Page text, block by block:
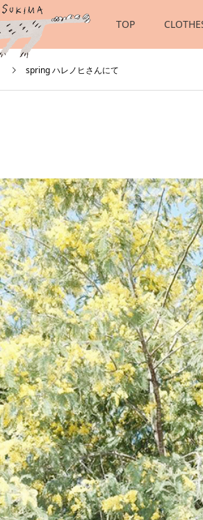
TOP
spring ハレノヒさんにて